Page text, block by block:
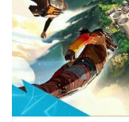
refieren a él como
esos juegos en
un único campo
supervivencia, un